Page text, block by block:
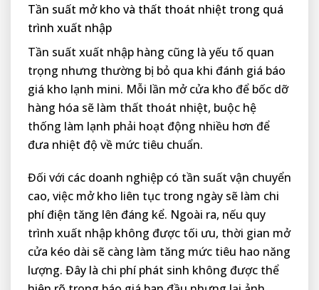
Tần suất mở kho và thất thoát nhiệt trong quá
trình xuất nhập
Tần suất xuất nhập hàng cũng là yếu tố quan
trọng nhưng thường bị bỏ qua khi đánh giá báo
giá kho lạnh mini. Mỗi lần mở cửa kho để bốc dỡ
hàng hóa sẽ làm thất thoát nhiệt, buộc hệ
thống làm lạnh phải hoạt động nhiều hơn để
đưa nhiệt độ về mức tiêu chuẩn.
Đối với các doanh nghiệp có tần suất vận chuyển
cao, việc mở kho liên tục trong ngày sẽ làm chi
phí điện tăng lên đáng kể. Ngoài ra, nếu quy
trình xuất nhập không được tối ưu, thời gian mở
cửa kéo dài sẽ càng làm tăng mức tiêu hao năng
lượng. Đây là chi phí phát sinh không được thể